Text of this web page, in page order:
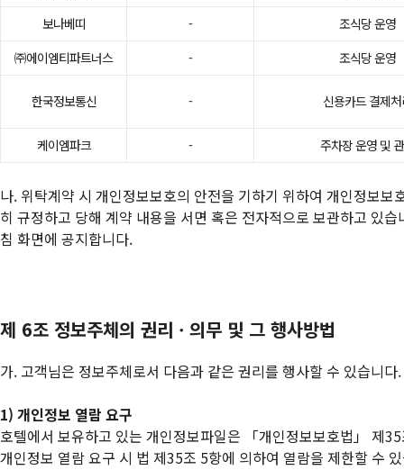
보나베띠
-
조식당 운영
㈜에이엠티파트너스
- 조식당 운영
한국정보통신 - 신용카드 결제
케이엠파크 - 주차장 운영 및
나. 위탁계약 시 개인정보보호의 안전을 기하기 위하여 개인정보
히 규정하고 당해 계약 내용을 서면 혹은 전자적으로 보관하고 있
침 화면에 공지합니다.
제 6조 정보주체의 권리ㆍ의무 및 그 행사방법
가. 고객님은 정보주체로서 다음과 같은 권리를 행사할 수 있습니다.
1) 개인정보 열람 요구
호텔에서 보유하고 있는 개인정보파일은 「개인정보보호법」 제
개인정보 열람 요구 시 법 제35조 5항에 의하여 열람을 제한할 수